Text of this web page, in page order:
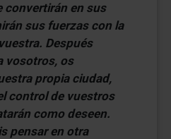
convertirán en sus
sus fuerzas con la
Después
vosotros, os
propia ciudad,
control de vuestros
como deseen.
pensar en otra